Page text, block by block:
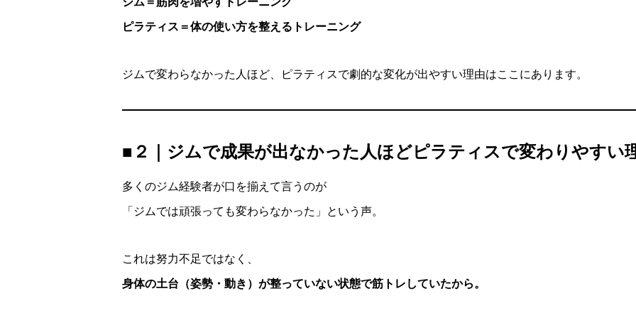
ピラティス＝体の使い方を整えるトレーニング
ジムで変わらなかった人ほど、ピラティスで劇的な変化が出やすい理由はここにあります。
■２｜ジムで成果が出なかった人ほどピラティスで変わりやすい
多くのジム経験者が口を揃えて言うのが
「ジムでは頑張っても変わらなかった」という声。
これは努力不足ではなく、
身体の土台（姿勢・動き）が整っていない状態で筋トレしていたから。